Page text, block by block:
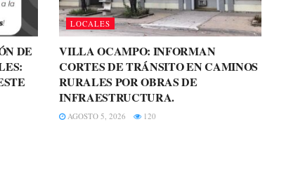
DE
LOCALES
VILLA OCAMPO: INFORMAN
CORTES DE TRÁNSITO EN CAMINOS
RURALES POR OBRAS DE
INFRAESTRUCTURA.
AGOSTO 5, 2026 120